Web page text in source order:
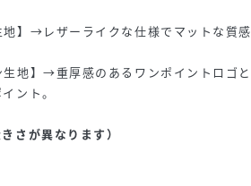
】→レザーライクな仕様でマットな質感
地】→重厚感のあるワンポイントロゴと
ント。
さが異なります）